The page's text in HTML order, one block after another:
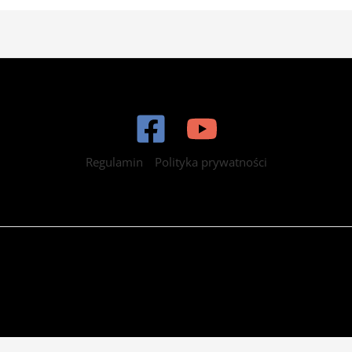
Regulamin Polityka prywatności